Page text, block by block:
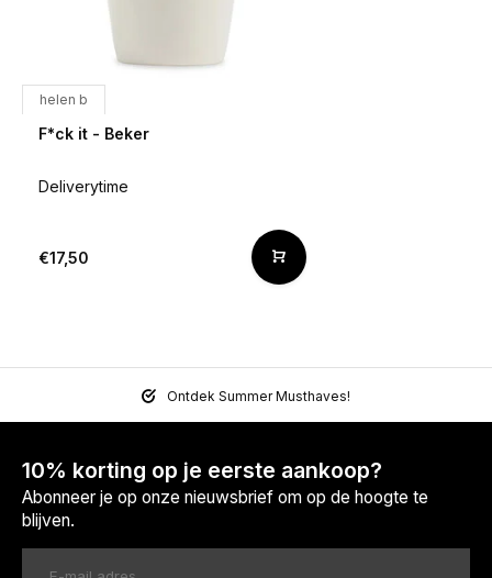
helen b
F*ck it - Beker
Deliverytime
€17,50
Ontdek Summer Musthaves!
10% korting op je eerste aankoop?
Abonneer je op onze nieuwsbrief om op de hoogte te
blijven.